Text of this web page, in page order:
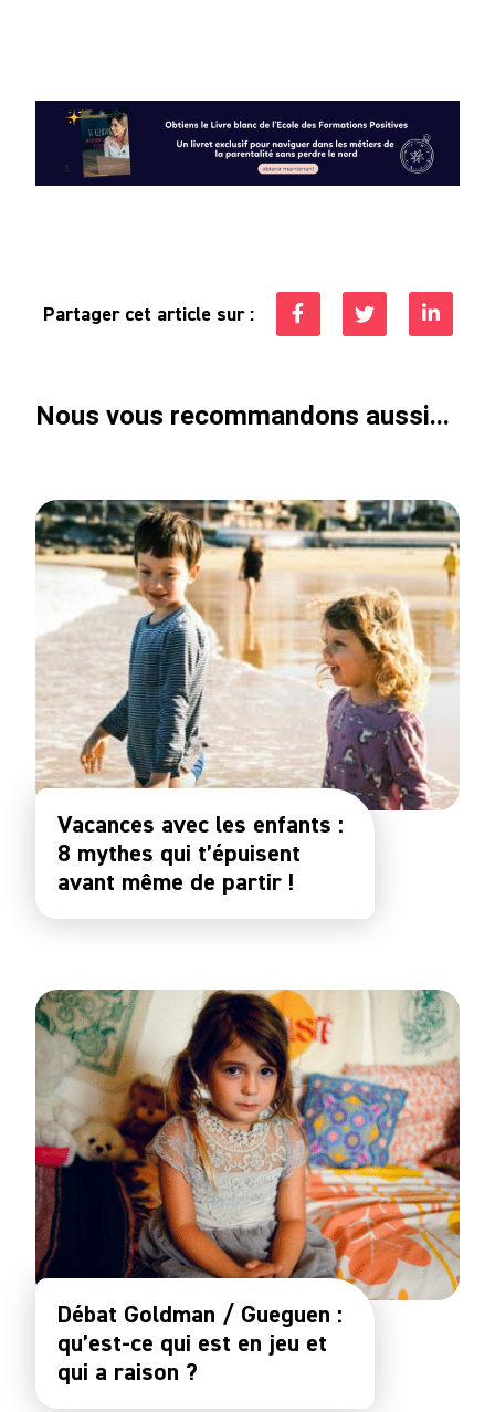
Partager cet article sur :
Nous vous recommandons aussi...
Vacances avec les enfants :
8 mythes qui t’épuisent
avant même de partir !
Débat Goldman / Gueguen :
qu’est-ce qui est en jeu et
qui a raison ?